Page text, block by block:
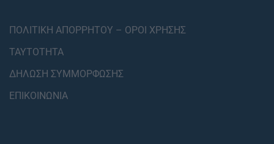
ΠΟΛΙΤΙΚΗ ΑΠΟΡΡΗΤΟΥ – ΟΡΟΙ ΧΡΗΣΗΣ
ΤΑΥΤΟΤΗΤΑ
ΔΗΛΩΣΗ ΣΥΜΜΟΡΦΩΣΗΣ
ΕΠΙΚΟΙΝΩΝΙΑ